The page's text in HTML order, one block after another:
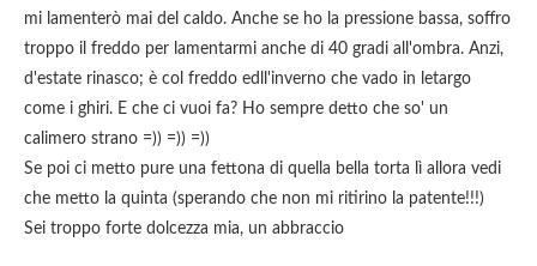
mi lamenterò mai del caldo. Anche se ho la pressione bassa, soffro
troppo il freddo per lamentarmi anche di 40 gradi all'ombra. Anzi,
d'estate rinasco; è col freddo edll'inverno che vado in letargo
come i ghiri. E che ci vuoi fa? Ho sempre detto che so' un
calimero strano =)) =)) =))
Se poi ci metto pure una fettona di quella bella torta lì allora vedi
che metto la quinta (sperando che non mi ritirino la patente!!!)
Sei troppo forte dolcezza mia, un abbraccio